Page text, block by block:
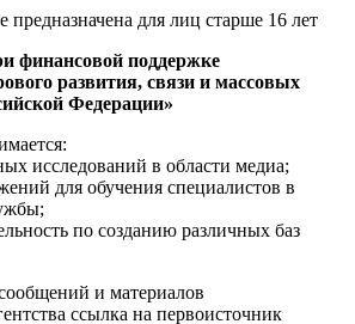
для лиц старше 16 лет
финансовой поддержке
развития, связи и массовых
Федерации»
исследований в области медиа;
для обучения специалистов в
по созданию различных баз
и материалов
ссылка на первоисточник